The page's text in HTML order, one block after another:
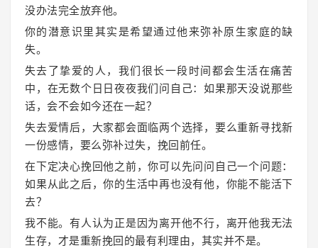
没办法完全放弃他。
你的潜意识里其实是希望通过他来弥补原生家庭的缺
失。
失去了挚爱的人，我们很长一段时间都会生活在痛苦
中，在无数个日日夜夜我们问自己：如果那天没说那些
话，会不会如今还在一起？
失去爱情后，大家都会面临两个选择，要么重新寻找新
一份感情，要么弥补过失，挽回前任。
在下定决心挽回他之前，你可以先问问自己一个问题：
如果从此之后，你的生活中再也没有他，你能不能活下
去？
我不能。有人认为正是因为离开他不行，离开他我无法
生存，才是重新挽回的最有利理由，其实并不是。